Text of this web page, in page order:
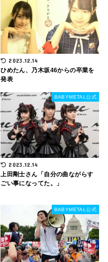
2023.12.14
ひめたん、乃木坂46からの卒業を
発表
BABYMETAL公式
2023.12.14
上田剛士さん「自分の曲ながらす
ごい事になってた。」
BABYMETAL公式